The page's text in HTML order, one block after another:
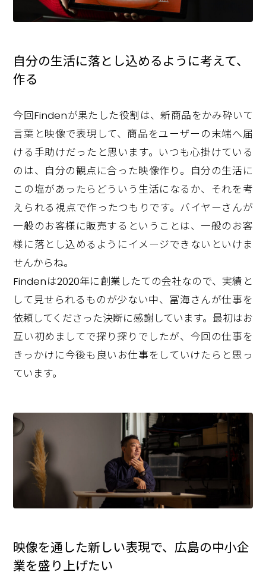
自分の生活に落とし込めるように考えて、
作る
今回Findenが果たした役割は、新商品をかみ砕いて
言葉と映像で表現して、商品をユーザーの末端へ届
ける手助けだったと思います。いつも心掛けている
のは、自分の観点に合った映像作り。自分の生活に
この塩があったらどういう生活になるか、それを考
えられる視点で作ったつもりです。バイヤーさんが
一般のお客様に販売するということは、一般のお客
様に落とし込めるようにイメージできないといけま
せんからね。
Findenは2020年に創業したての会社なので、実績と
して見せられるものが少ない中、冨海さんが仕事を
依頼してくださった決断に感謝しています。最初はお
互い初めましてで探り探りでしたが、今回の仕事を
きっかけに今後も良いお仕事をしていけたらと思っ
ています。
映像を通した新しい表現で、広島の中小企
業を盛り上げたい